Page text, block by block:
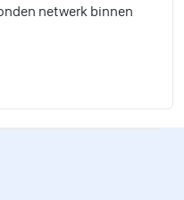
netwerk binnen